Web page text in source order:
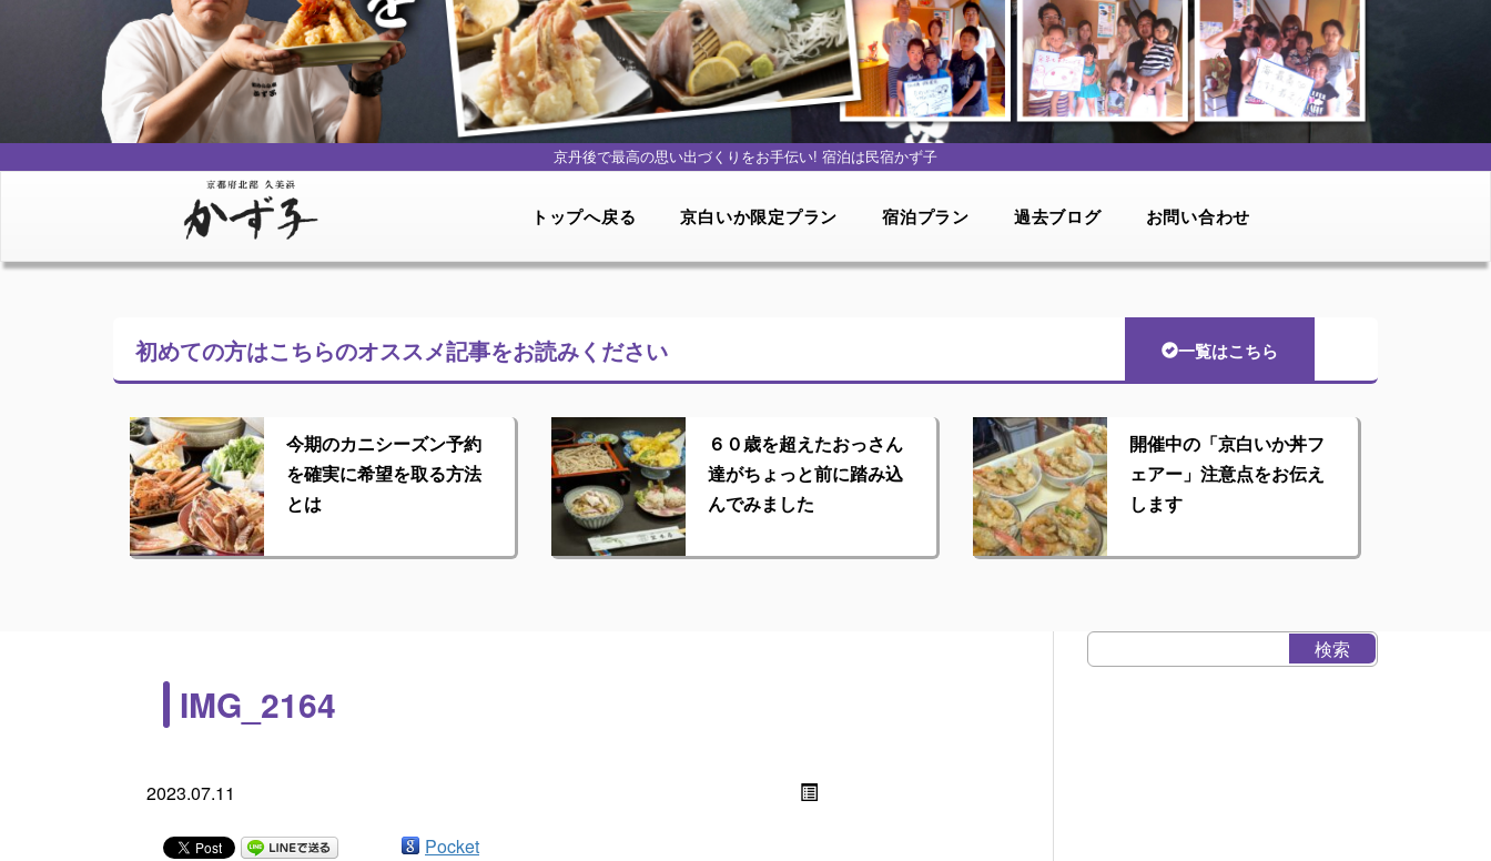
京丹後で最高の思い出づくりをお手伝い! 宿泊は民宿かず子
トップへ戻る 京白いか限定プラン 宿泊プラン 過去ブログ お問い合わせ
初めての方はこちらのオススメ記事をお読みください 一覧はこちら
今期のカニシーズン予約
を確実に希望を取る方法
とは
６０歳を超えたおっさん
達がちょっと前に踏み込
んでみました
開催中の「京白いか丼フ
ェアー」注意点をお伝え
します
IMG_2164
2023.07.11
Pocket